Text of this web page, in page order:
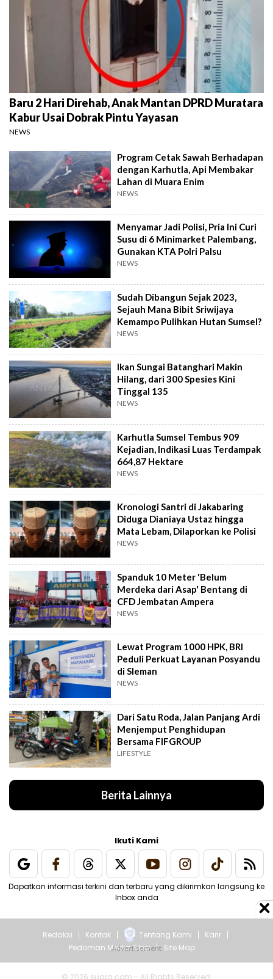
Baru 2 Hari Direhab, Anak Mantan DPRD Muratara
Kabur Usai Dobrak Pintu Yayasan
NEWS
Program Cetak Sawah Berhadapan
dengan Karhutla, Api Membakar
Lahan di Muara Enim
NEWS
Menyamar Jadi Polisi, Pria Ini Curi
Susu di 6 Minimarket Palembang,
Gunakan KTA Polri Palsu
NEWS
Sudah Dibangun Sejak 2023,
Sejauh Mana Bibit Sriwijaya
Kemampo Pulihkan Hutan Sumsel?
NEWS
Ikan Sungai Batanghari Makin
Hilang, dari 300 Spesies Kini
Tinggal 135
NEWS
Karhutla Sumsel Tembus 909
Kejadian, Indikasi Luas Terdampak
664,87 Hektare
NEWS
Kronologi Santri di Jakabaring
Diduga Dianiaya Ustaz hingga
Mata Lebam, Dilaporkan ke Polisi
NEWS
Spanduk 10 Meter 'Belum
Merdeka dari Asap' Bentang di
CFD Jembatan Ampera
NEWS
Lewat Program 1000 HPK, BRI
Peduli Perkuat Layanan Posyandu
di Sleman
NEWS
Dari Satu Roda, Jalan Panjang Ardi
Menjemput Penghidupan
Bersama FIFGROUP
LIFESTYLE
Berita Lainnya
Ikuti Kami
Dapatkan informasi terkini dan terbaru yang dikirimkan langsung ke
Inbox anda
Redaksi Kontak Tentang Kami
Karir
Pedoman Media Siber
Site Map